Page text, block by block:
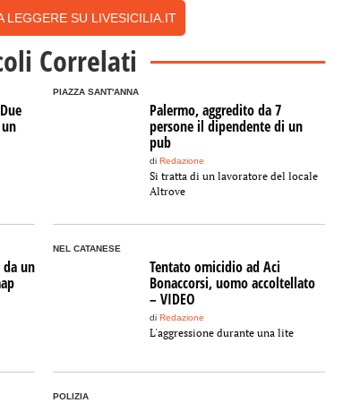
LEGGERE SU LIVESICILIA.IT
Correlati
PIAZZA SANT'ANNA
Palermo, aggredito da 7
persone il dipendente di un
pub
diRedazione
Si tratta di un lavoratore del locale
Altrove
un
NEL CATANESE
Tentato omicidio ad Aci
Bonaccorsi, uomo accoltellato
– VIDEO
diRedazione
L'aggressione durante una lite
POLIZIA